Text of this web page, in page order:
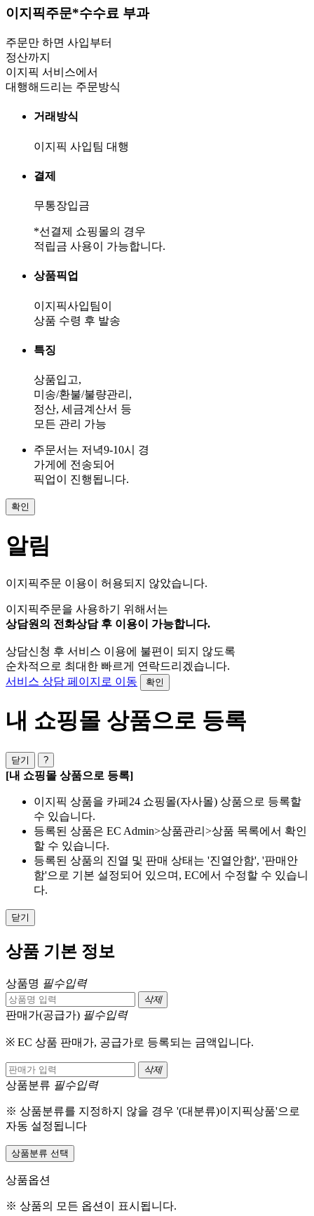
이지픽주문*수수료 부과
주문만 하면 사입부터
정산까지
이지픽 서비스에서
대행해드리는 주문방식
거래방식
이지픽 사입팀 대행
결제
무통장입금
*선결제 쇼핑몰의 경우
적립금 사용이 가능합니다.
상품픽업
이지픽사입팀이
상품 수령 후 발송
특징
상품입고,
미송/환불/불량관리,
정산, 세금계산서 등
모든 관리 가능
주문서는 저녁9-10시 경
가게에 전송되어
픽업이 진행됩니다.
확인
알림
이지픽주문 이용이 허용되지 않았습니다.
이지픽주문을 사용하기 위해서는
상담원의 전화상담 후 이용이 가능합니다.
상담신청 후 서비스 이용에 불편이 되지 않도록
순차적으로 최대한 빠르게 연락드리겠습니다.
서비스 상담 페이지로 이동
확인
내 쇼핑몰 상품으로 등록
닫기 ?
[내 쇼핑몰 상품으로 등록]
이지픽 상품을 카페24 쇼핑몰(자사몰) 상품으로 등록할
수 있습니다.
등록된 상품은 EC Admin>상품관리>상품 목록에서 확인
할 수 있습니다.
등록된 상품의 진열 및 판매 상태는 '진열안함', '판매안
함'으로 기본 설정되어 있으며, EC에서 수정할 수 있습니
다.
닫기
상품 기본 정보
상품명 필수입력
삭제
판매가(공급가) 필수입력
※ EC 상품 판매가, 공급가로 등록되는 금액입니다.
삭제
상품분류 필수입력
※ 상품분류를 지정하지 않을 경우 '(대분류)이지픽상품'으로
자동 설정됩니다
상품분류 선택
상품옵션
※ 상품의 모든 옵션이 표시됩니다.